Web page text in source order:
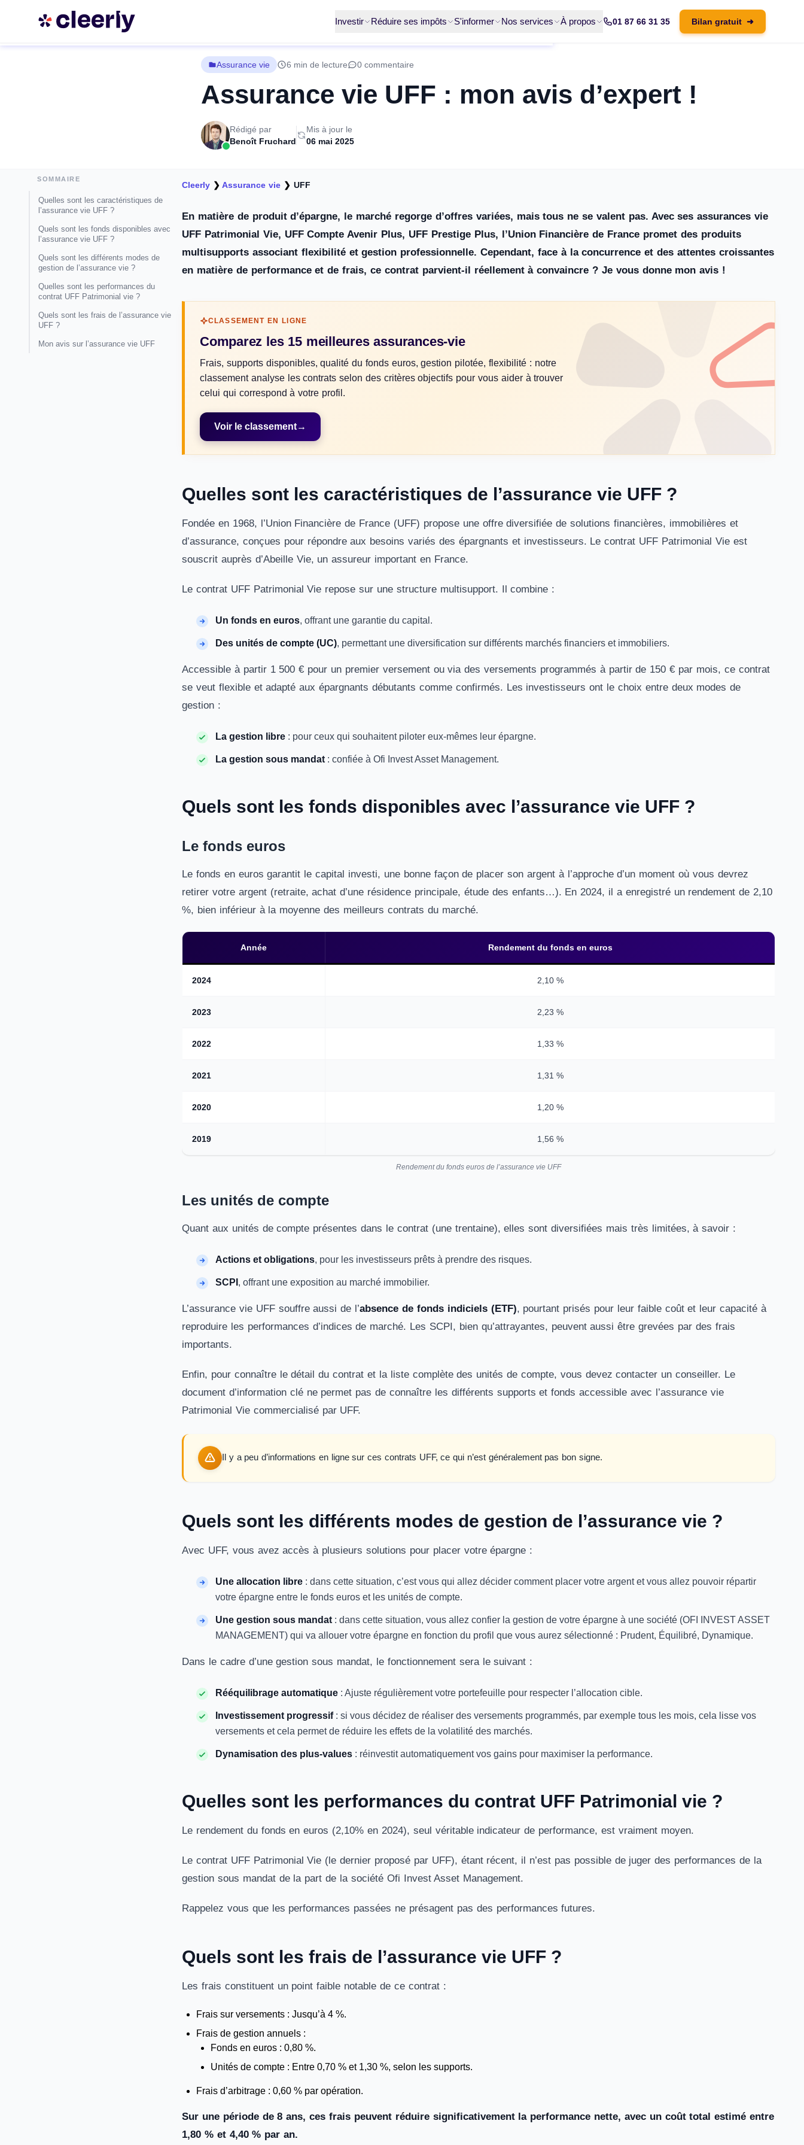
Investir Réduire ses impôts S'informer Nos services À propos 01 87 66 31 35 Bilan gratuit ➜
Assurance vie 6 min de lecture 0 commentaire
Assurance vie UFF : mon avis d’expert !
Rédigé par
Benoît Fruchard
Mis à jour le
06 mai 2025
SOMMAIRE
Quelles sont les caractéristiques de
l’assurance vie UFF ?
Quels sont les fonds disponibles avec
l’assurance vie UFF ?
Quels sont les différents modes de
gestion de l’assurance vie ?
Quelles sont les performances du
contrat UFF Patrimonial vie ?
Quels sont les frais de l’assurance vie
UFF ?
Mon avis sur l’assurance vie UFF
Cleerly ❯Assurance vie ❯ UFF
En matière de produit d’épargne, le marché regorge d’offres variées, mais tous ne se valent pas. Avec ses assurances vie
UFF Patrimonial Vie, UFF Compte Avenir Plus, UFF Prestige Plus, l’Union Financière de France promet des produits
multisupports associant flexibilité et gestion professionnelle. Cependant, face à la concurrence et des attentes croissantes
en matière de performance et de frais, ce contrat parvient-il réellement à convaincre ? Je vous donne mon avis !
CLASSEMENT EN LIGNE
Comparez les 15 meilleures assurances-vie
Frais, supports disponibles, qualité du fonds euros, gestion pilotée, flexibilité : notre
classement analyse les contrats selon des critères objectifs pour vous aider à trouver
celui qui correspond à votre profil.
Voir le classement→
Quelles sont les caractéristiques de l’assurance vie UFF ?
Fondée en 1968, l’Union Financière de France (UFF) propose une offre diversifiée de solutions financières, immobilières et
d’assurance, conçues pour répondre aux besoins variés des épargnants et investisseurs. Le contrat UFF Patrimonial Vie est
souscrit auprès d’Abeille Vie, un assureur important en France.
Le contrat UFF Patrimonial Vie repose sur une structure multisupport. Il combine :
Un fonds en euros, offrant une garantie du capital.
Des unités de compte (UC), permettant une diversification sur différents marchés financiers et immobiliers.
Accessible à partir 1 500 € pour un premier versement ou via des versements programmés à partir de 150 € par mois, ce contrat
se veut flexible et adapté aux épargnants débutants comme confirmés. Les investisseurs ont le choix entre deux modes de
gestion :
La gestion libre : pour ceux qui souhaitent piloter eux-mêmes leur épargne.
La gestion sous mandat : confiée à Ofi Invest Asset Management.
Quels sont les fonds disponibles avec l’assurance vie UFF ?
Le fonds euros
Le fonds en euros garantit le capital investi, une bonne façon de placer son argent à l’approche d’un moment où vous devrez
retirer votre argent (retraite, achat d’une résidence principale, étude des enfants…). En 2024, il a enregistré un rendement de 2,10
%, bien inférieur à la moyenne des meilleurs contrats du marché.
Année Rendement du fonds en euros
2024 2,10 %
2023 2,23 %
2022 1,33 %
2021 1,31 %
2020 1,20 %
2019 1,56 %
Rendement du fonds euros de l’assurance vie UFF
Les unités de compte
Quant aux unités de compte présentes dans le contrat (une trentaine), elles sont diversifiées mais très limitées, à savoir :
Actions et obligations, pour les investisseurs prêts à prendre des risques.
SCPI , offrant une exposition au marché immobilier.
L’assurance vie UFF souffre aussi de l’absence de fonds indiciels (ETF), pourtant prisés pour leur faible coût et leur capacité à
reproduire les performances d’indices de marché. Les SCPI, bien qu’attrayantes, peuvent aussi être grevées par des frais
importants.
Enfin, pour connaître le détail du contrat et la liste complète des unités de compte, vous devez contacter un conseiller. Le
document d’information clé ne permet pas de connaître les différents supports et fonds accessible avec l’assurance vie
Patrimonial Vie commercialisé par UFF.
Il y a peu d’informations en ligne sur ces contrats UFF, ce qui n’est généralement pas bon signe.
Quels sont les différents modes de gestion de l’assurance vie ?
Avec UFF, vous avez accès à plusieurs solutions pour placer votre épargne :
Une allocation libre : dans cette situation, c’est vous qui allez décider comment placer votre argent et vous allez pouvoir répartir
votre épargne entre le fonds euros et les unités de compte.
Une gestion sous mandat : dans cette situation, vous allez confier la gestion de votre épargne à une société (OFI INVEST ASSET
MANAGEMENT) qui va allouer votre épargne en fonction du profil que vous aurez sélectionné : Prudent, Équilibré, Dynamique.
Dans le cadre d’une gestion sous mandat, le fonctionnement sera le suivant :
Rééquilibrage automatique : Ajuste régulièrement votre portefeuille pour respecter l’allocation cible.
Investissement progressif: si vous décidez de réaliser des versements programmés, par exemple tous les mois, cela lisse vos
versements et cela permet de réduire les effets de la volatilité des marchés.
Dynamisation des plus-values : réinvestit automatiquement vos gains pour maximiser la performance.
Quelles sont les performances du contrat UFF Patrimonial vie ?
Le rendement du fonds en euros (2,10% en 2024), seul véritable indicateur de performance, est vraiment moyen.
Le contrat UFF Patrimonial Vie (le dernier proposé par UFF), étant récent, il n’est pas possible de juger des performances de la
gestion sous mandat de la part de la société Ofi Invest Asset Management.
Rappelez vous que les performances passées ne présagent pas des performances futures.
Quels sont les frais de l’assurance vie UFF ?
Les frais constituent un point faible notable de ce contrat :
Frais sur versements : Jusqu’à 4 %.
Frais de gestion annuels :
Fonds en euros : 0,80 %.
Unités de compte : Entre 0,70 % et 1,30 %, selon les supports.
Frais d’arbitrage : 0,60 % par opération.
Sur une période de 8 ans, ces frais peuvent réduire significativement la performance nette, avec un coût total estimé entre
1,80 % et 4,40 % par an.